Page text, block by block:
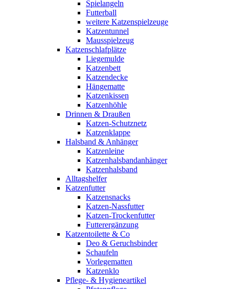
Spielangeln
Futterball
weitere Katzenspielzeuge
Katzentunnel
Mausspielzeug
Katzenschlafplätze
Liegemulde
Katzenbett
Katzendecke
Hängematte
Katzenkissen
Katzenhöhle
Drinnen & Draußen
Katzen-Schutznetz
Katzenklappe
Halsband & Anhänger
Katzenleine
Katzenhalsbandanhänger
Katzenhalsband
Alltagshelfer
Katzenfutter
Katzensnacks
Katzen-Nassfutter
Katzen-Trockenfutter
Futterergänzung
Katzentoilette & Co
Deo & Geruchsbinder
Schaufeln
Vorlegematten
Katzenklo
Pflege- & Hygieneartikel